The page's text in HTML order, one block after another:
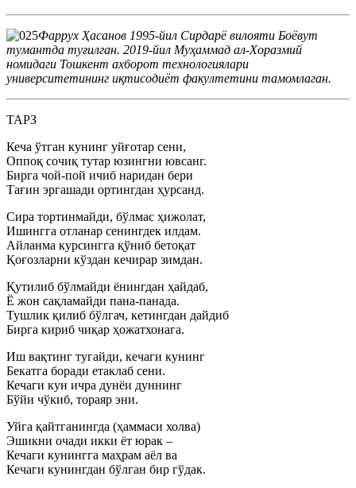
Фаррух Ҳасанов 1995-йил Сирдарё вилояти Боёвут
тумантда туғилган. 2019-йил Муҳаммад ал-Хоразмий
номидаги Тошкент ахборот технологиялари
университетининг иқтисодиёт факултетини тамомлаган.
ТАРЗ
Кеча ўтган кунинг уйғотар сени,
Оппоқ сочиқ тутар юзингни ювсанг.
Бирга чой-пой ичиб наридан бери
Тағин эргашади ортингдан ҳурсанд.
Сира тортинмайди, бўлмас ҳижолат,
Ишингга отланар сенингдек илдам.
Айланма курсингга қўниб бетоқат
Қоғозларни кўздан кечирар зимдан.
Қутилиб бўлмайди ёнингдан ҳайдаб,
Ё жон сақламайди пана-панада.
Тушлик қилиб бўлгач, кетингдан дайдиб
Бирга кириб чиқар ҳожатхонага.
Иш вақтинг тугайди, кечаги кунинг
Бекатга боради етаклаб сени.
Кечаги кун ичра дунёи дуннинг
Бўйи чўкиб, тораяр эни.
Уйга қайтганингда (ҳаммаси холва)
Эшикни очади икки ёт юрак –
Кечаги кунингга маҳрам аёл ва
Кечаги кунингдан бўлган бир гўдак.